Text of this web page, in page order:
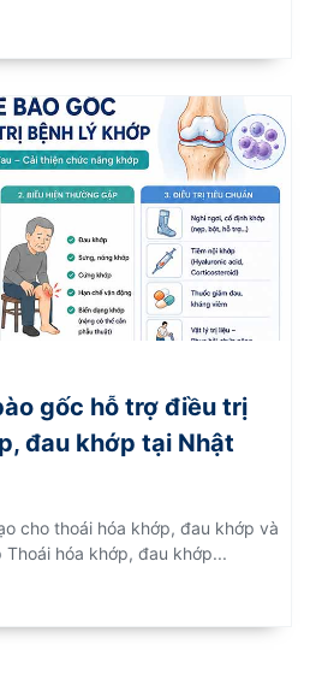
gốc hỗ trợ điều trị
đau khớp tại Nhật
cho thoái hóa khớp, đau khớp và
hóa khớp, đau khớp...